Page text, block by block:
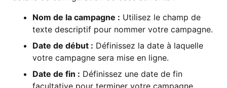
Nom de la campagne : Utilisez le champ de
texte descriptif pour nommer votre campagne.
Date de début : Définissez la date à laquelle
votre campagne sera mise en ligne.
Date de fin : Définissez une date de fin
facultative pour terminer votre campagne.